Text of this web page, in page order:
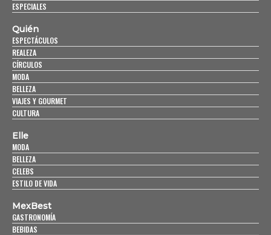
ESPECIALES
Quién
ESPECTÁCULOS
REALEZA
CÍRCULOS
MODA
BELLEZA
VIAJES Y GOURMET
CULTURA
Elle
MODA
BELLEZA
CELEBS
ESTILO DE VIDA
MexBest
GASTRONOMÍA
BEBIDAS